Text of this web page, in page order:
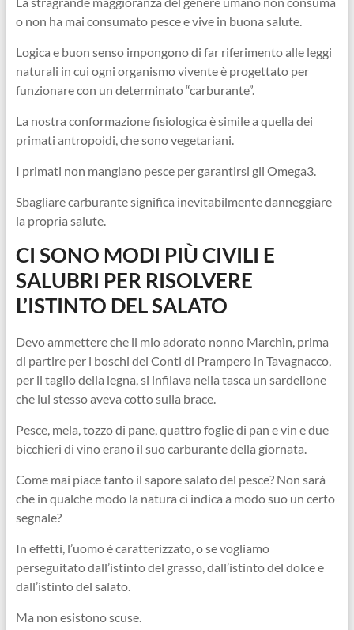
o non ha mai consumato pesce e vive in buona salute.
Logica e buon senso impongono di far riferimento alle leggi
naturali in cui ogni organismo vivente è progettato per
funzionare con un determinato “carburante”.
La nostra conformazione fisiologica è simile a quella dei
primati antropoidi, che sono vegetariani.
I primati non mangiano pesce per garantirsi gli Omega3.
Sbagliare carburante significa inevitabilmente danneggiare
la propria salute.
CI SONO MODI PIÙ CIVILI E
SALUBRI PER RISOLVERE
L’ISTINTO DEL SALATO
Devo ammettere che il mio adorato nonno Marchìn, prima
di partire per i boschi dei Conti di Prampero in Tavagnacco,
per il taglio della legna, si infilava nella tasca un sardellone
che lui stesso aveva cotto sulla brace.
Pesce, mela, tozzo di pane, quattro foglie di pan e vin e due
bicchieri di vino erano il suo carburante della giornata.
Come mai piace tanto il sapore salato del pesce? Non sarà
che in qualche modo la natura ci indica a modo suo un certo
segnale?
In effetti, l’uomo è caratterizzato, o se vogliamo
perseguitato dall’istinto del grasso, dall’istinto del dolce e
dall’istinto del salato.
Ma non esistono scuse.